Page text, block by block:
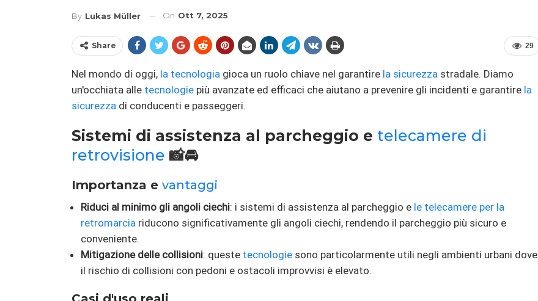
By Lukas Müller On Ott 7, 2025
29
Share
Nel mondo di oggi, la tecnologia gioca un ruolo chiave nel garantire la sicurezza stradale. Diamo
un'occhiata alle tecnologie più avanzate ed efficaci che aiutano a prevenire gli incidenti e garantire la
sicurezza di conducenti e passeggeri.
Sistemi di assistenza al parcheggio e telecamere di
retrovisione 📸🚘
Importanza e vantaggi
Riduci al minimo gli angoli ciechi: i sistemi di assistenza al parcheggio e le telecamere per la
retromarcia riducono significativamente gli angoli ciechi, rendendo il parcheggio più sicuro e
conveniente.
Mitigazione delle collisioni: queste tecnologie sono particolarmente utili negli ambienti urbani dove
il rischio di collisioni con pedoni e ostacoli improvvisi è elevato.